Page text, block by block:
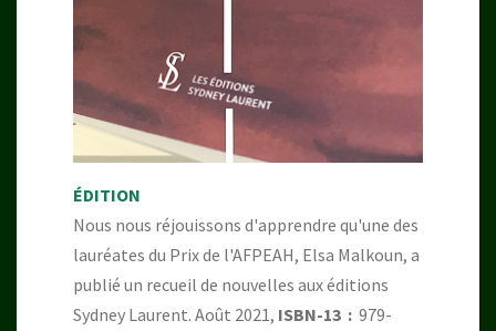
ÉDITION
Nous nous réjouissons d'apprendre qu'une des
lauréates du Prix de l'AFPEAH, Elsa Malkoun, a
publié un recueil de nouvelles aux éditions
Sydney Laurent. Août 2021,
ISBN-13 ‏ : ‎ 979-